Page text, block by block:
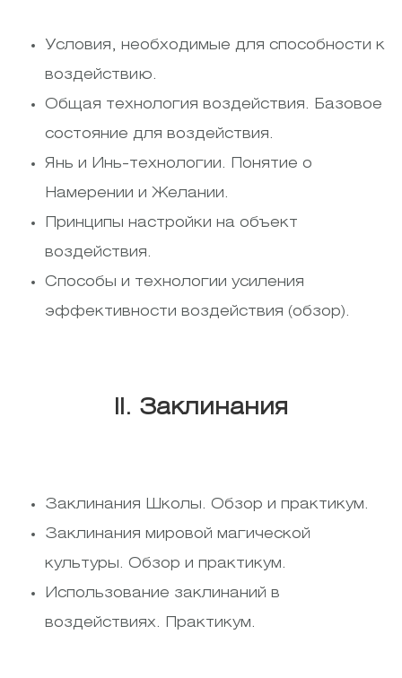
Условия, необходимые для способности к
воздействию.
Общая технология воздействия. Базовое
состояние для воздействия.
Янь и Инь-технологии. Понятие о
Намерении и Желании.
Принципы настройки на объект
воздействия.
Способы и технологии усиления
эффективности воздействия (обзор).
II. Заклинания
Заклинания Школы. Обзор и практикум.
Заклинания мировой магической
культуры. Обзор и практикум.
Использование заклинаний в
воздействиях. Практикум.